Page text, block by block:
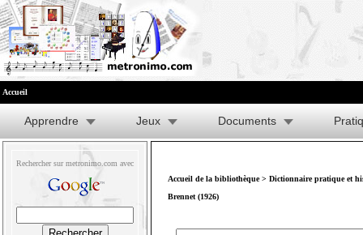
Accueil
Apprendre Jeux Documents
Rechercher sur metronimo.com avec
Accueil de la bibliothèque> Dictionnaire pratique et
Brennet (1926)